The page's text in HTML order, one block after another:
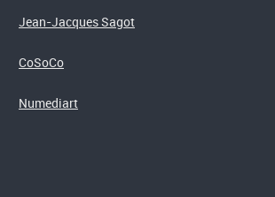
Jean-Jacques Sagot
CoSoCo
Numediart